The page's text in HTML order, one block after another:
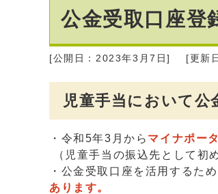
公金受取口座登
[公開日：2023年3月7日] [更新
児童手当において公
・令和5年3月から マイナポー
（児童手当の振込先として初
・公金受取口座を活用するた
あります。